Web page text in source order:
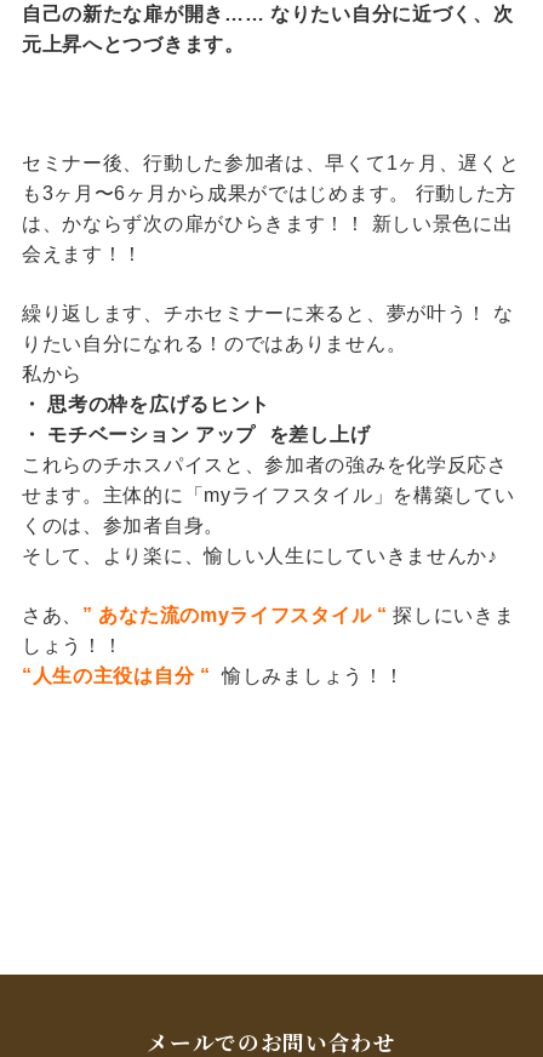
自己の新たな扉が開き…… なりたい自分に近づく、次
元上昇へとつづきます。
セミナー後、行動した参加者は、早くて1ヶ月、遅くと
も3ヶ月〜6ヶ月から成果がではじめます。 行動した方
は、かならず次の扉がひらきます！！ 新しい景色に出
会えます！！
繰り返します、チホセミナーに来ると、夢が叶う！ な
りたい自分になれる！のではありません。
私から
・ 思考の枠を広げるヒント
・ モチベーション アップ を差し上げ
これらのチホスパイスと、参加者の強みを化学反応さ
せます。主体的に「myライフスタイル」を構築してい
くのは、参加者自身。
そして、より楽に、愉しい人生にしていきませんか♪
さあ、 ” あなた流のmyライフスタイル “ 探しにいきま
しょう！！
“人生の主役は自分 “ 愉しみましょう！！
メールでのお問い合わせ